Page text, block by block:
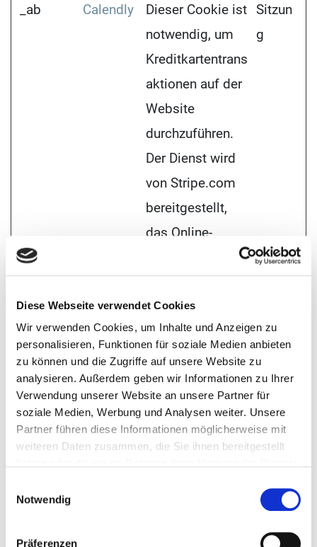
Diese Webseite verwendet Cookies
Wir verwenden Cookies, um Inhalte und Anzeigen zu
personalisieren, Funktionen für soziale Medien anbieten
zu können und die Zugriffe auf unsere Website zu
analysieren. Außerdem geben wir Informationen zu Ihrer
Verwendung unserer Website an unsere Partner für
soziale Medien, Werbung und Analysen weiter. Unsere
Partner führen diese Informationen möglicherweise mit
weiteren Daten zusammen, die Sie ihnen bereitgestellt
Notwendig
Präferenzen
_ab Calendly
Dieser Cookie ist
notwendig, um
Kreditkartentrans
aktionen auf der
Website
durchzuführen.
Der Dienst wird
von Stripe.com
bereitgestellt,
das Online-
dass
Kreditkarteninfor
mationen
gespeichert
werden.
Sitzun
g
_calendly Calendly
Wenn der
21